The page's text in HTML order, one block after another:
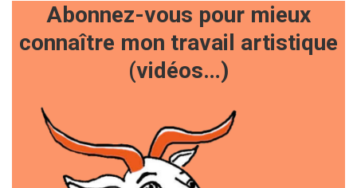
Abonnez-vous pour mieux
connaître mon travail artistique
(vidéos…)